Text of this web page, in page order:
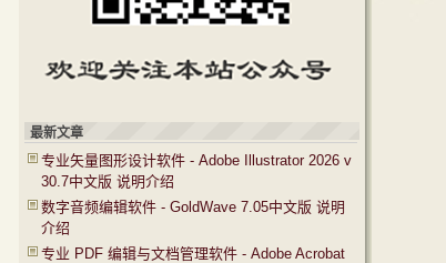
最新文章
专业矢量图形设计软件 - Adobe Illustrator 2026 v
30.7中文版 说明介绍
数字音频编辑软件 - GoldWave 7.05中文版 说明
介绍
专业 PDF 编辑与文档管理软件 - Adobe Acrobat